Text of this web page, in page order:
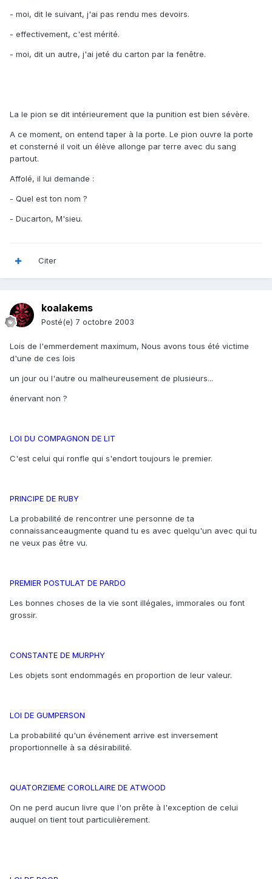
- moi, dit le suivant, j'ai pas rendu mes devoirs.
- effectivement, c'est mérité.
- moi, dit un autre, j'ai jeté du carton par la fenêtre.
La le pion se dit intérieurement que la punition est bien sévère.
A ce moment, on entend taper à la porte. Le pion ouvre la porte
et consterné il voit un élève allonge par terre avec du sang
partout.
Affolé, il lui demande :
- Quel est ton nom ?
- Ducarton, M'sieu.
Citer
koalakems
Posté(e) 7 octobre 2003
Lois de l'emmerdement maximum, Nous avons tous été victime
d'une de ces lois
un jour ou l'autre ou malheureusement de plusieurs...
énervant non ?
LOI DU COMPAGNON DE LIT
C'est celui qui ronfle qui s'endort toujours le premier.
PRINCIPE DE RUBY
La probabilité de rencontrer une personne de ta
connaissanceaugmente quand tu es avec quelqu'un avec qui tu
ne veux pas être vu.
PREMIER POSTULAT DE PARDO
Les bonnes choses de la vie sont illégales, immorales ou font
grossir.
CONSTANTE DE MURPHY
Les objets sont endommagés en proportion de leur valeur.
LOI DE GUMPERSON
La probabilité qu'un événement arrive est inversement
proportionnelle à sa désirabilité.
QUATORZIEME COROLLAIRE DE ATWOOD
On ne perd aucun livre que l'on prête à l'exception de celui
auquel on tient tout particulièrement.